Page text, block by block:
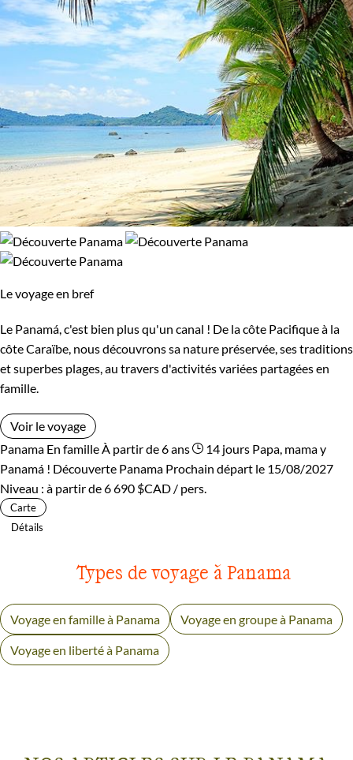
Le voyage en bref
Le Panamá, c'est bien plus qu'un canal ! De la côte Pacifique à la
côte Caraïbe, nous découvrons sa nature préservée, ses traditions
et superbes plages, au travers d'activités variées partagées en
famille.
Voir le voyage
Panama En famille À partir de 6 ans 14 jours Papa, mama y
Panamá ! Découverte Panama Prochain départ le 15/08/2027
Niveau : à partir de6 690 $CAD / pers.
Carte
Détails
Types de voyage à Panama
Voyage en famille à Panama Voyage en groupe à Panama
Voyage en liberté à Panama